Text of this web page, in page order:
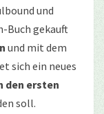
und
Buch gekauft
und mit dem
sich ein neues
den ersten
soll.